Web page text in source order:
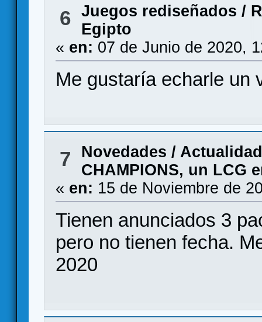
6 Juegos rediseñados /
Egipto
« en: 07 de Junio de 2020,
Me gustaría echarle un
7
Novedades / Actualidad
CHAMPIONS, un LCG
« en: 15 de Noviembre de
Tienen anunciados 3
pero no tienen fecha.
2020